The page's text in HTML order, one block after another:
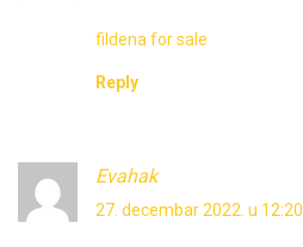
fildena for sale
Reply
Evahak
27. decembar 2022. u 12:20